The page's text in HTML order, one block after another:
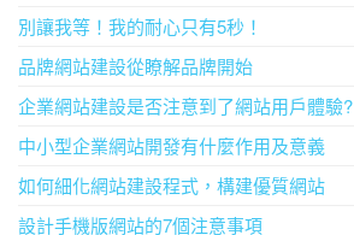
別讓我等！我的耐心只有5秒！
品牌網站建設從瞭解品牌開始
企業網站建設是否注意到了網站用戶體驗?
中小型企業網站開發有什麼作用及意義
如何細化網站建設程式，構建優質網站
設計手機版網站的7個注意事項